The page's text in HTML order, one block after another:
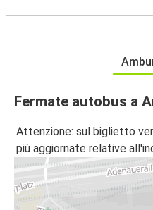
Fermate autobus a
Attenzione: sul biglietto
più aggiornate relative